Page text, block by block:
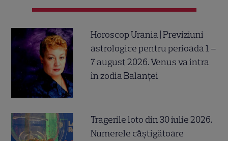
Horoscop Urania | Previziuni
astrologice pentru perioada 1 –
7 august 2026. Venus va intra
în zodia Balanței
Tragerile loto din 30 iulie 2026.
Numerele câştigătoare